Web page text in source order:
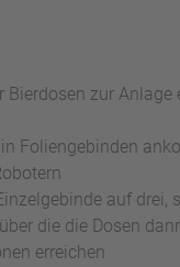
Bierdosen zur Anlage
Foliengebinden
auf drei,
die die Dosen
erreichen